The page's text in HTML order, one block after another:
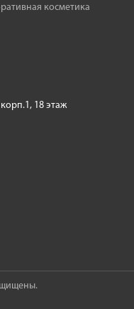
косметика
18 этаж